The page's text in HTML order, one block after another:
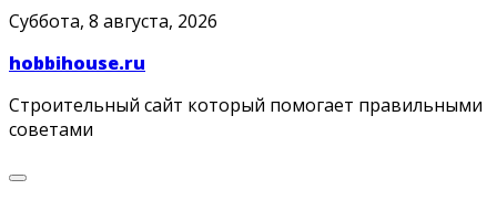
Skip
content
Суббота, 8 августа, 2026
hobbihouse.ru
Строительный сайт который помогает правильными
советами